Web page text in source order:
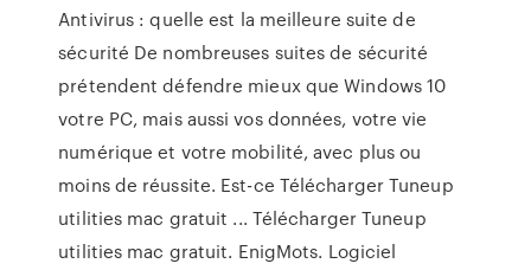
Antivirus : quelle est la meilleure suite de
sécurité De nombreuses suites de sécurité
prétendent défendre mieux que Windows 10
votre PC, mais aussi vos données, votre vie
numérique et votre mobilité, avec plus ou
moins de réussite. Est-ce Télécharger Tuneup
utilities mac gratuit ... Télécharger Tuneup
utilities mac gratuit. EnigMots. Logiciel